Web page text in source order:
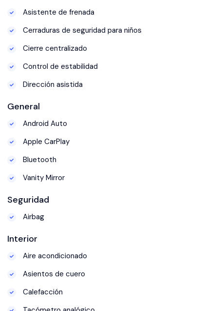
Asistente de frenada
Cerraduras de seguridad para niños
Cierre centralizado
Control de estabilidad
Dirección asistida
General
Android Auto
Apple CarPlay
Bluetooth
Vanity Mirror
Seguridad
Airbag
Interior
Aire acondicionado
Asientos de cuero
Calefacción